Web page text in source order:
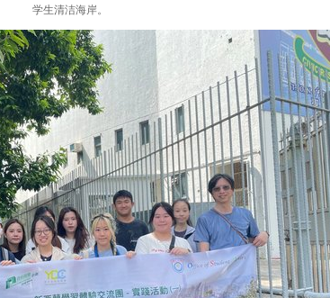
学生清洁海岸。